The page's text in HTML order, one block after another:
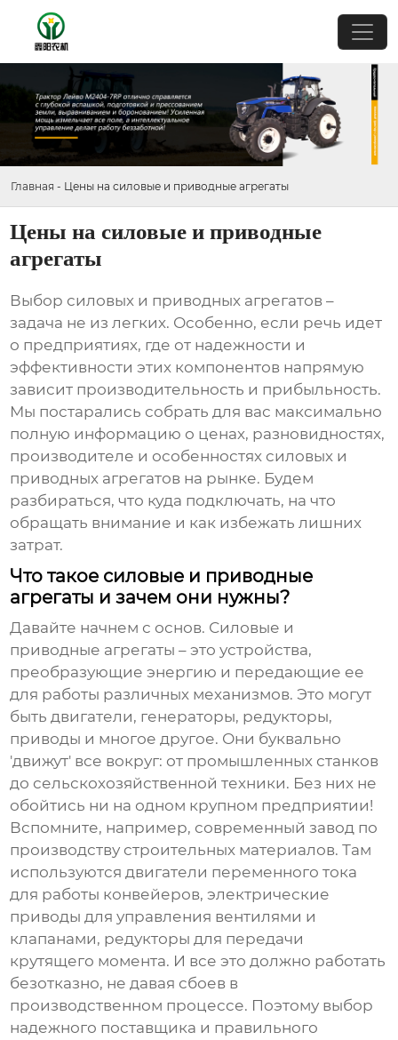
Главная - Цены на силовые и приводные агрегаты
Цены на силовые и приводные
агрегаты
Выбор силовых и приводных агрегатов –
задача не из легких. Особенно, если речь идет
о предприятиях, где от надежности и
эффективности этих компонентов напрямую
зависит производительность и прибыльность.
Мы постарались собрать для вас максимально
полную информацию о ценах, разновидностях,
производителе и особенностях силовых и
приводных агрегатов на рынке. Будем
разбираться, что куда подключать, на что
обращать внимание и как избежать лишних
затрат.
Что такое силовые и приводные
агрегаты и зачем они нужны?
Давайте начнем с основ. Силовые и
приводные агрегаты – это устройства,
преобразующие энергию и передающие ее
для работы различных механизмов. Это могут
быть двигатели, генераторы, редукторы,
приводы и многое другое. Они буквально
'движут' все вокруг: от промышленных станков
до сельскохозяйственной техники. Без них не
обойтись ни на одном крупном предприятии!
Вспомните, например, современный завод по
производству строительных материалов. Там
используютсядвигатели переменного тока
для работы конвейеров,электрические
приводы для управления вентилями и
клапанами, редукторы для передачи
крутящего момента. И все это должно работать
безотказно, не давая сбоев в
производственном процессе. Поэтому выбор
надежного поставщика и правильного